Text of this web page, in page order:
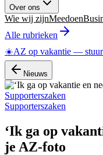
Over ons
Wie wij zijnMeedoen
Alle rubrieken
☀️AZ op vakantie —
Nieuws
Supporterszaken
Supporterszaken
‘Ik ga op
je AZ-foto